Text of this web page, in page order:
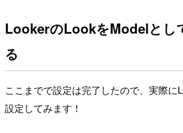
LookerのLookをModelとし
る
ここまでで設定は完了したので、実際に
設定してみます！